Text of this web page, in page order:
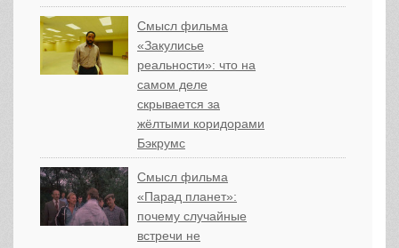
Смысл фильма
«Закулисье
реальности»: что на
самом деле
скрывается за
жёлтыми коридорами
Бэкрумс
Смысл фильма
«Парад планет»:
почему случайные
встречи не